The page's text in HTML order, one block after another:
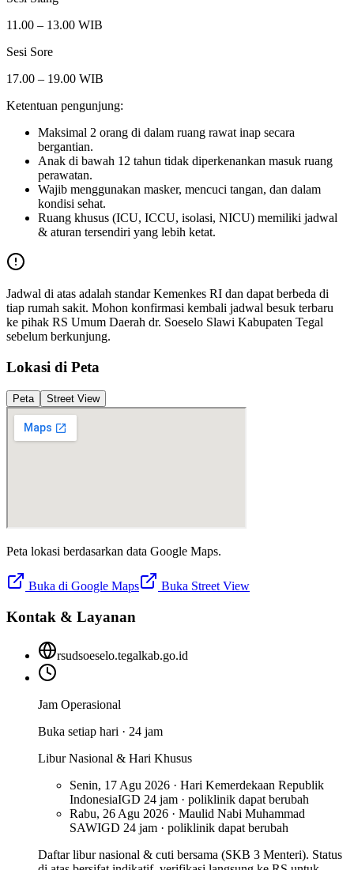
11.00 – 13.00 WIB
Sesi Sore
17.00 – 19.00 WIB
Ketentuan pengunjung:
Maksimal 2 orang di dalam ruang rawat inap secara
bergantian.
Anak di bawah 12 tahun tidak diperkenankan masuk ruang
perawatan.
Wajib menggunakan masker, mencuci tangan, dan dalam
kondisi sehat.
Ruang khusus (ICU, ICCU, isolasi, NICU) memiliki jadwal
& aturan tersendiri yang lebih ketat.
Jadwal di atas adalah standar Kemenkes RI dan dapat berbeda di
tiap rumah sakit. Mohon konfirmasi kembali jadwal besuk terbaru
ke pihak RS Umum Daerah dr. Soeselo Slawi Kabupaten Tegal
sebelum berkunjung.
Lokasi di Peta
Peta Street View
Peta lokasi berdasarkan data Google Maps.
Buka di Google Maps Buka Street View
Kontak & Layanan
rsudsoeselo.tegalkab.go.id
Jam Operasional
Buka setiap hari · 24 jam
Libur Nasional & Hari Khusus
Senin, 17 Agu 2026 · Hari Kemerdekaan Republik
IndonesiaIGD 24 jam · poliklinik dapat berubah
Rabu, 26 Agu 2026 · Maulid Nabi Muhammad
SAWIGD 24 jam · poliklinik dapat berubah
Daftar libur nasional & cuti bersama (SKB 3 Menteri). Status